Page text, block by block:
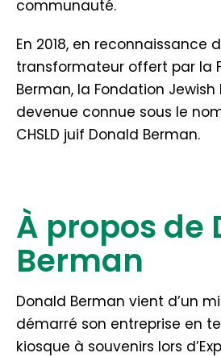
communauté.
En 2018, en reconnaissance
transformateur offert par la
Berman, la Fondation Jewish
devenue connue sous le
CHSLD juif Donald Berman.
À propos de
Berman
Donald Berman vient d’un
démarré son entreprise en
kiosque à souvenirs lors